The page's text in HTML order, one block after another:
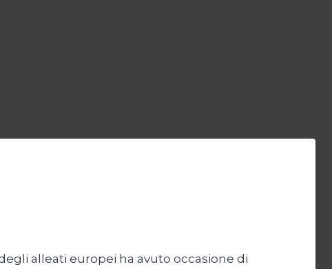
alleati europei ha avuto occasione di